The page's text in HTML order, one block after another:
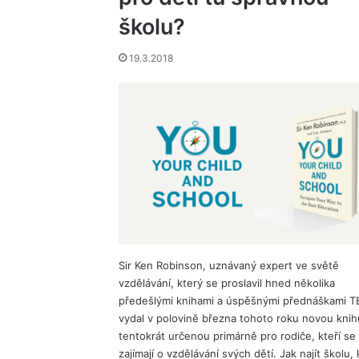
školu?
19.3.2018
Sir Ken Robinson, uznávaný expert ve světě
vzdělávání, který se proslavil hned několika
předešlými knihami a úspěšnými přednáškami
vydal v polovině března tohoto roku novou
tentokrát určenou primárně pro rodiče, kteří se
zajímají o vzdělávání svých dětí. Jak najít školu,